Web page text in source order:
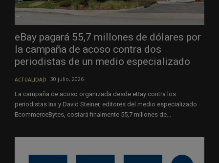
eBay pagará 55,7 millones de dólares por
la campaña de acoso contra dos
periodistas de un medio especializado
ACTUALIDAD 30 julio, 2026
La campaña de acoso organizada desde eBay contra los
periodistas Ina y David Steiner, editores del medio especializado
EcommerceBytes, costará finalmente 55,7 millones de...